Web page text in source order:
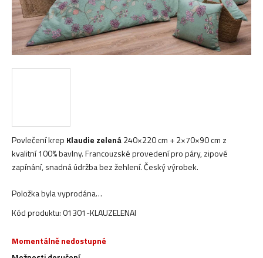
Povlečení krep Klaudie zelená240×220 cm + 2×70×90 cm z
kvalitní 100% bavlny. Francouzské provedení pro páry, zipové
zapínání, snadná údržba bez žehlení. Český výrobek.
Položka byla vyprodána…
Kód produktu:01301-KLAUZELENAI
Momentálně nedostupné